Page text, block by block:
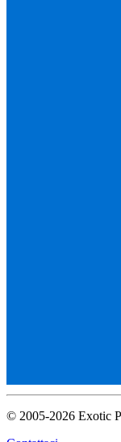
© 2005-2026 Exotic